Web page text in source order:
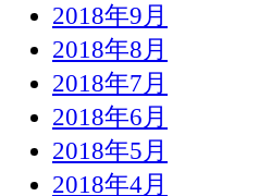
2018年9月
2018年8月
2018年7月
2018年6月
2018年5月
2018年4月